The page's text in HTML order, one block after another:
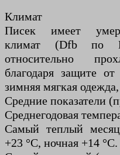
Климат
Писек имеет
климат (Dfb по
относительно
благодаря защите
зимняя мягкая
Средние показатели
Среднегодовая
Самый теплый
+23 °C, ночная +14 °C.